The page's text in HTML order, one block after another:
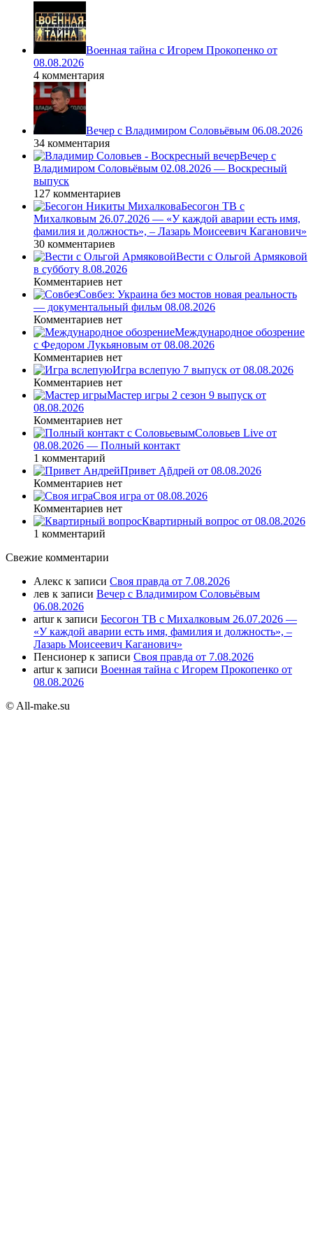
Военная тайна с Игорем Прокопенко от
08.08.2026
4 комментария
Вечер с Владимиром Соловьёвым 06.08.2026
34 комментария
Вечер с
Владимиром Соловьёвым 02.08.2026 — Воскресный
выпуск
127 комментариев
Бесогон ТВ с
Михалковым 26.07.2026 — «У каждой аварии есть имя,
фамилия и должность», – Лазарь Моисеевич Каганович»
30 комментариев
Вести с Ольгой Армяковой
в субботу 8.08.2026
Комментариев нет
Совбез: Украина без мостов новая реальность
— документальный фильм 08.08.2026
Комментариев нет
Международное обозрение
с Федором Лукьяновым от 08.08.2026
Комментариев нет
Игра вслепую 7 выпуск от 08.08.2026
Комментариев нет
Мастер игры 2 сезон 9 выпуск от
08.08.2026
Комментариев нет
Соловьев Live от
08.08.2026 — Полный контакт
1 комментарий
Привет Ąñдpей от 08.08.2026
Комментариев нет
Своя игра от 08.08.2026
Комментариев нет
Квартирный вопрос от 08.08.2026
1 комментарий
Свежие комментарии
Алекс к записи Своя правда от 7.08.2026
лев к записи Вечер с Владимиром Соловьёвым
06.08.2026
arturк записи Бесогон ТВ с Михалковым 26.07.2026 —
«У каждой аварии есть имя, фамилия и должность», –
Лазарь Моисеевич Каганович»
Пенсионер к записи Своя правда от 7.08.2026
arturк записи Военная тайна с Игорем Прокопенко от
08.08.2026
© All-make.su